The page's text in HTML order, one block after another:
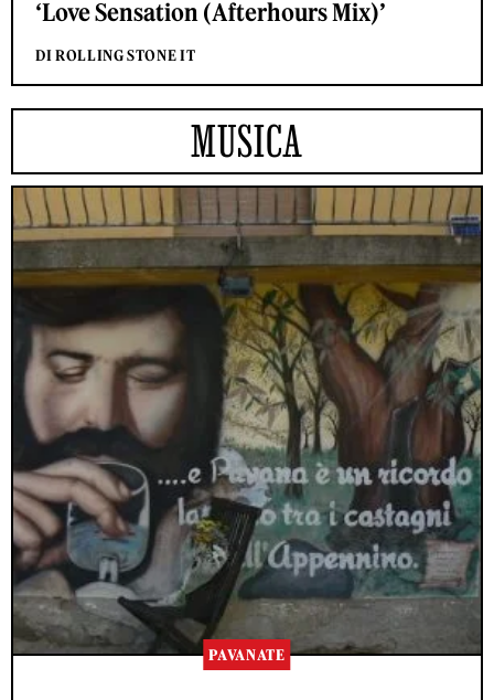
‘Love Sensation (Afterhours Mix)’
DI ROLLING STONE IT
MUSICA
PAVANATE